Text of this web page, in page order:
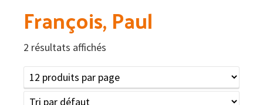
François, Paul
2 résultats affichés